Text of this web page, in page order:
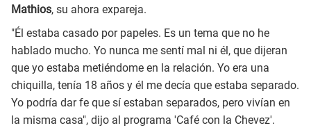
Mathios, su ahora expareja.
"Él estaba casado por papeles. Es un tema que no he
hablado mucho. Yo nunca me sentí mal ni él, que dijeran
que yo estaba metiéndome en la relación. Yo era una
chiquilla, tenía 18 años y él me decía que estaba separado.
Yo podría dar fe que sí estaban separados, pero vivían en
la misma casa", dijo al programa 'Café con la Chevez'.